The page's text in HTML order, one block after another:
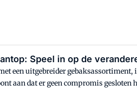
Speel in op de
een uitgebreider
aan dat er geen compromis